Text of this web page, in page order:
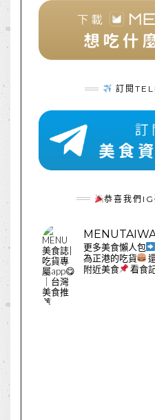
訂閱
恭喜我們
更多美食懶人包
為正港的吃貨
附近美食
看食